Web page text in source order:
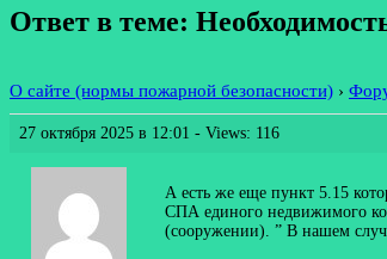
Ответ в теме:
О сайте (нормы пожарной безопасности) ›
27 октября 2025 в 12:01 - Views: 116
А есть же еще пункт 5.15
СПА единого недвижимого
(сооружении). ” В нашем